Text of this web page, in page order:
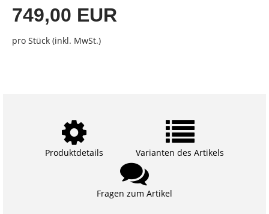
749,00 EUR
pro Stück (inkl. MwSt.)
Produktdetails Varianten des Artikels
Fragen zum Artikel